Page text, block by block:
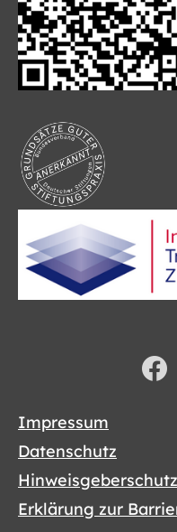
Impressum
Datenschutz
Hinweisgeberschutz
Erklärung zur